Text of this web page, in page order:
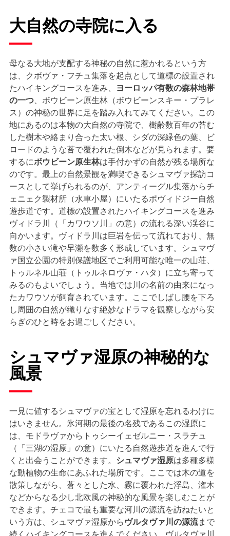
大自然の寺院に入る
母なる大地が支配する神秘の自然に惹かれるという方
は、クボヴァ・フチュ集落を起点として道標の設置され
たハイキングコースを進み、 ヨーロッパ有数の森林地帯
の一つ、ボウビーン原生林（ボウビーンスキー・プラレ
ス）の神秘の世界に足を踏み入れてみてください。この
地にあるのは本物の大自然の寺院で、樹齢数百年の苔む
した樹木や絡まり合った太い根、シダの深緑色の葉、ビ
ロードのような苔で覆われた倒木などが見られます。要
するにボウビーン原生林は手付かずの自然が残る場所な
のです。最上の自然景観を満喫できるシュマヴァ探訪コ
ースとして挙げられるのが、アンティーグル集落からチ
ェニェク製材所（水車小屋）にいたるポヴィドジー自然
遊歩道です。道標の設置されたハイキングコースを進み
ヴィドラ川（「カワウソ川」の意）の流れる深い渓谷に
向かいます。ヴィドラ川は巨岩を伝って流れており、無
数の小さい滝や早瀬を数多く形成しています。シュマヴ
ァ国立公園の特別保護地区でご利用可能な唯一の山荘、
トゥルネル山荘（トゥルネロヴァ・ハタ）に立ち寄って
みるのもよいでしょう。当地では川の名前の由来になっ
たカワウソが飼育されています。ここでしばし腰を下ろ
し周囲の自然が織りなす絶妙なドラマを観察しながら安
らぎのひと時をお過ごしください。
シュマヴァ湿原の神秘的な
風景
一見に値するシュマヴァの宝として湿原を忘れるわけに
はいきません。氷河期の最後の名残であるこの湿原に
は、モドラヴァからトゥシーイェゼルニー・スラチュ
（「三湖の湿原」の意）にいたる自然遊歩道を進んで行
くと出会うことができます。 シュマヴァ湿原は多種多様
な動植物の生命にあふれた場所です。ここでは木の道を
散策しながら、蒼々とした水、霧に覆われた浮島、潅木
などからなる少し北欧風の神秘的な風景を楽しむことが
できます。チェコで最も重要な河川の源流を訪ねたいと
いう方は、シュマヴァ湿原から ヴルタヴァ川の源流まで
続くハイキングコースを進んでください。ヴルタヴァ川